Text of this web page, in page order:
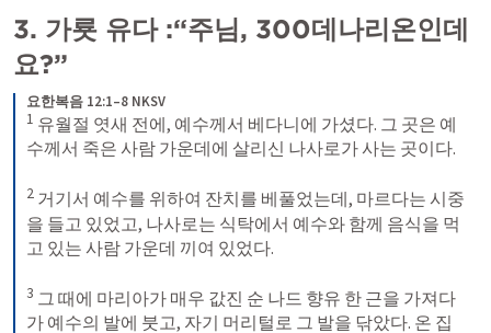
3. 가룟 유다 :“주님, 300데나리온인데
요?”
요한복음 12:1–8 NKSV
1 유월절 엿새 전에, 예수께서 베다니에 가셨다. 그 곳은 예
수께서 죽은 사람 가운데에 살리신 나사로가 사는 곳이다.
2 거기서 예수를 위하여 잔치를 베풀었는데, 마르다는 시중
을 들고 있었고, 나사로는 식탁에서 예수와 함께 음식을 먹
고 있는 사람 가운데 끼여 있었다.
3 그 때에 마리아가 매우 값진 순 나드 향유 한 근을 가져다
가 예수의 발에 붓고, 자기 머리털로 그 발을 닦았다. 온 집